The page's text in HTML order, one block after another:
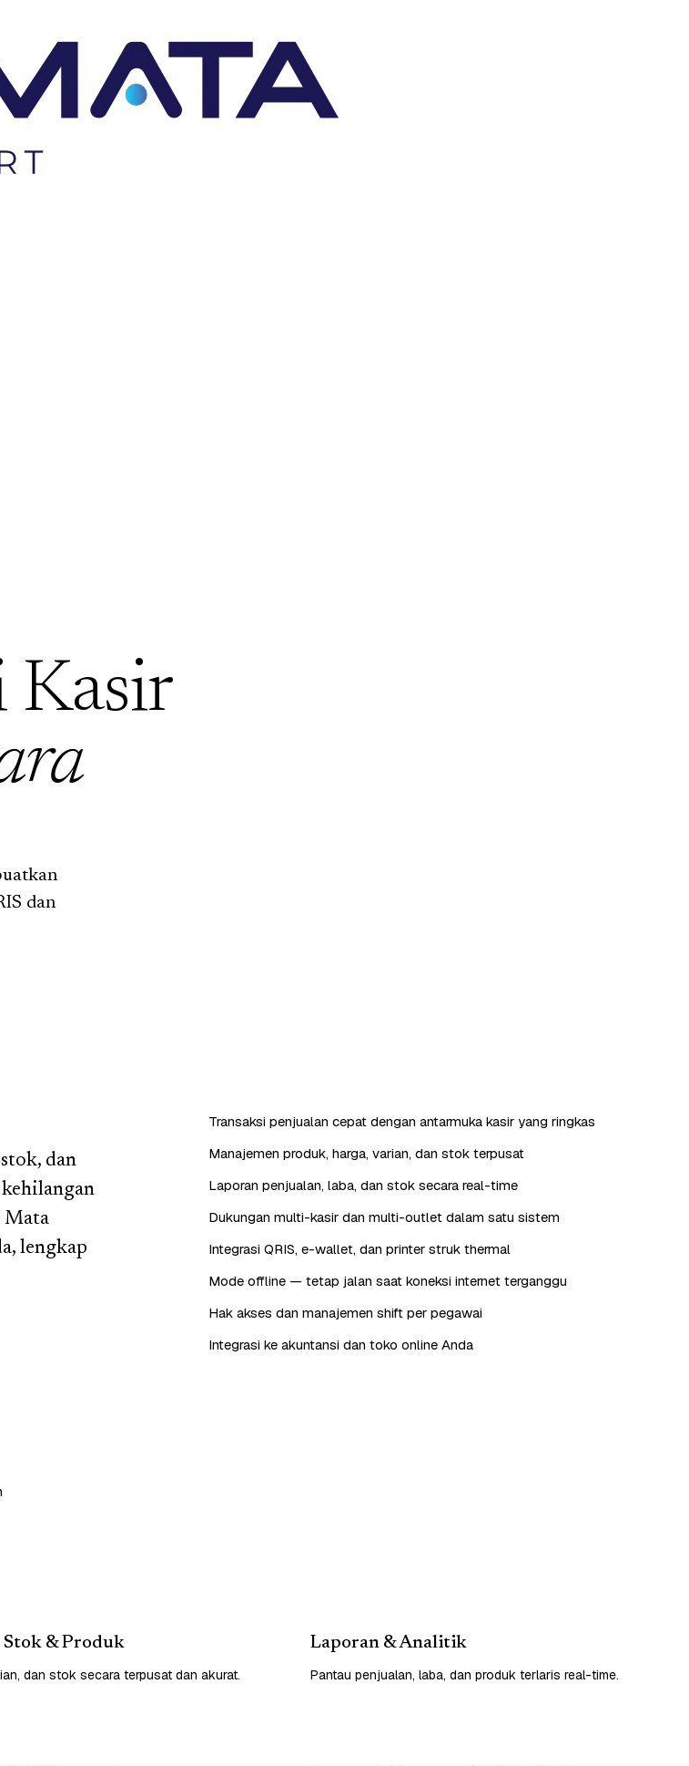
Kasir
dan
dan
Mata
lengkap
Transaksi penjualan cepat dengan antarmuka kasir yang ringkas
Manajemen produk, harga, varian, dan stok terpusat
Laporan penjualan, laba, dan stok secara real-time
Dukungan multi-kasir dan multi-outlet dalam satu sistem
Integrasi QRIS, e-wallet, dan printer struk thermal
Mode offline — tetap jalan saat koneksi internet terganggu
Hak akses dan manajemen shift per pegawai
Integrasi ke akuntansi dan toko online Anda
Stok & Produk
dan stok secara terpusat dan akurat.
Laporan & Analitik
Pantau penjualan, laba, dan produk terlaris real-time.